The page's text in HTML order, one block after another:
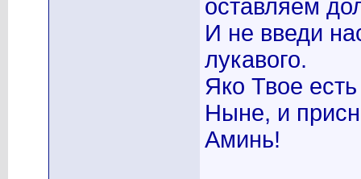
оставляем
И не введи
лукавого.
Яко Твое
Ныне, и
Аминь!